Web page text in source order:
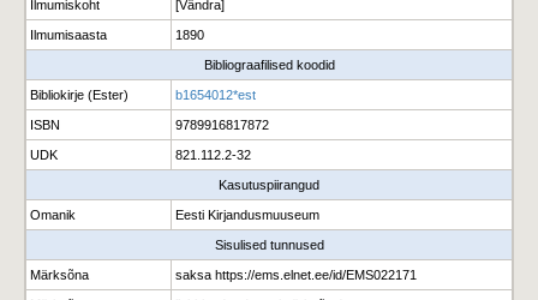
Ilmumiskoht [Vändra]
Ilmumisaasta 1890
Bibliograafilised koodid
Bibliokirje (Ester) b1654012*est
ISBN 9789916817872
UDK 821.112.2-32
Kasutuspiirangud
Omanik Eesti Kirjandusmuuseum
Sisulised tunnused
Märksõna saksa https://ems.elnet.ee/id/EMS022171